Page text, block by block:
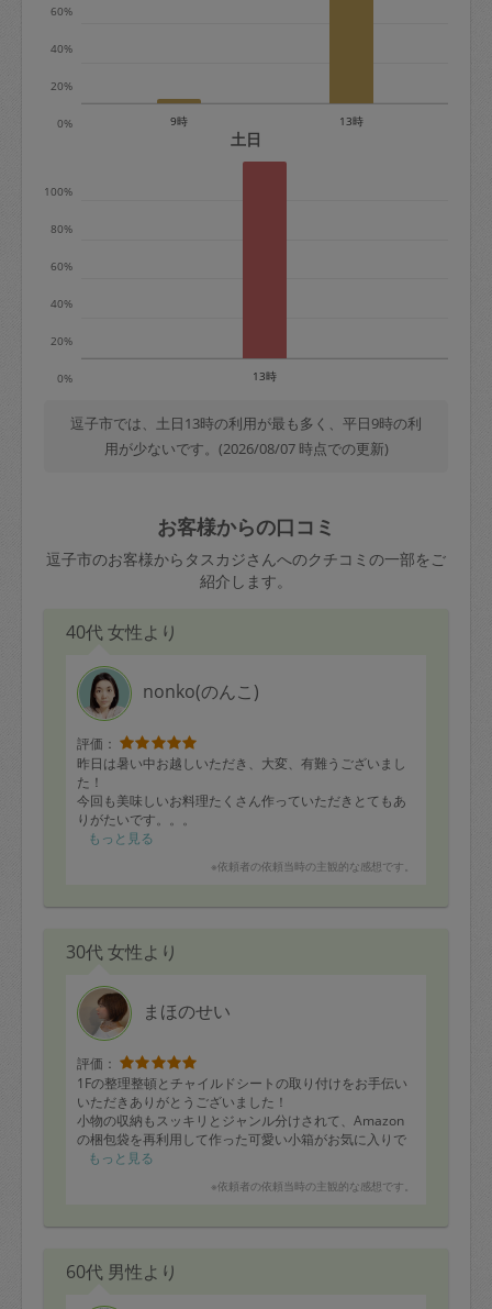
※キャンセル料金の設定について：
定期依頼1回（3時間）の金額とスポット
0%
20%
40%
60%
9時 13時
土日
0%
20%
40%
60%
80%
100%
13時
逗子市では、土日13時の利用が最も多く、平日9時の利
用が少ないです。(2026/08/07 時点での更新)
お客様からの口コミ
逗子市のお客様からタスカジさんへのクチコミの一部をご
紹介します。
40代 女性より
nonko(のんこ)
評価：
昨日は暑い中お越しいただき、大変、有難うございまし
た！
今回も美味しいお料理たくさん作っていただきとてもあ
りがたいです。。。
早速、昼食・夕食・朝食いただきました。オクラは天ぷ
りました)また味付け卵もたくさん作っていただきました
ので、パスタやドリアにして食べようと思います◎
後バタバタ過ごすことができて嬉しかったです。
もっと見る
※依頼者の依頼当時の主観的な感想です。
30代 女性より
まほのせい
評価：
1Fの整理整頓とチャイルドシートの取り付けをお手伝い
いただきありがとうございました！
小物の収納もスッキリとジャンル分けされて、Amazon
の梱包袋を再利用して作った可愛い小箱がお気に入りで
す。もっと見る
※依頼者の依頼当時の主観的な感想です。
60代 男性より